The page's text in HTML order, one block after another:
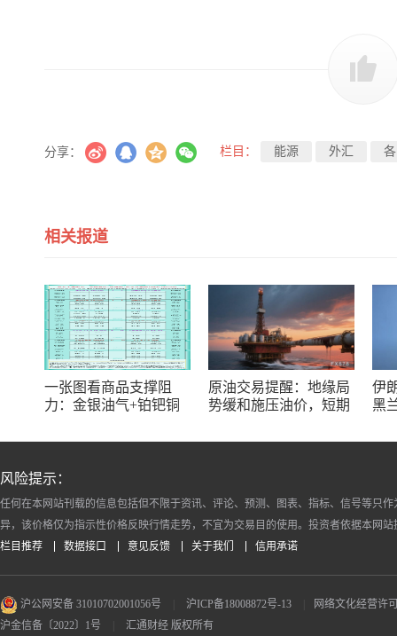
分享： 栏目： 能源 外汇
相关报道
一张图看商品支撑阻
力：金银油气+铂钯铜
10日)
原油交易提醒：地缘局
势缓和施压油价，短期
向选择
伊
黑
风险提示：
任何在本网站刊载的信息包括但不限于资讯、评论、预测、图表、指标、信号等只
异，该价格仅为指示性价格反映行情走势，不宜为交易目的使用。投资者依据本网
栏目推荐
数据接口 意见反馈 关于我们 信用承诺
沪公网安备 31010702001056号 沪ICP备18008872号-13
网络文化经营许
沪金信备〔2022〕1号
汇通财经 版权所有